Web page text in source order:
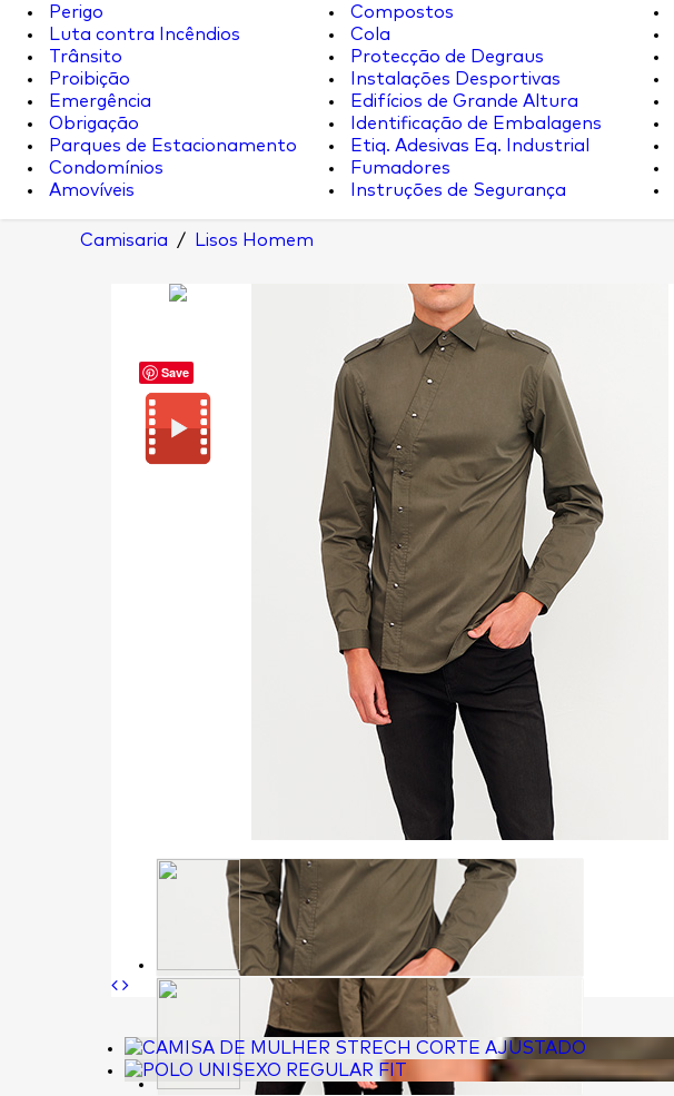
Perigo
Luta contra Incêndios
Trânsito
Proibição
Emergência
Obrigação
Parques de Estacionamento
Condomínios
Amovíveis
Compostos
Cola
Protecção de Degraus
Instalações Desportivas
Edifícios de Grande Altura
Identificação de Embalagens
Etiq. Adesivas Eq. Industrial
Fumadores
Instruções de Segurança
Camisaria / Lisos Homem
Save